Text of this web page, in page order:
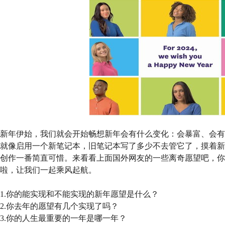
新年伊始，我们就会开始畅想新年会有什么变化：会暴富、会
就像启用一个新笔记本，旧笔记本写了多少不去管它了，摸着
创作一番简直可惜。来看看上面国外网友的一些离奇愿望吧，
啦，让我们一起乘风起航。
1.你的能实现和不能实现的新年愿望是什么？
2.你去年的愿望有几个实现了吗？
3.你的人生最重要的一年是哪一年？